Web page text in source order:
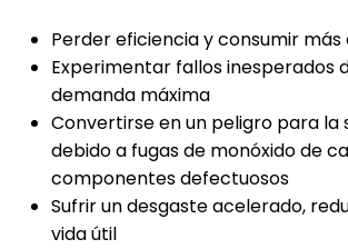
Perder eficiencia y consumir
Experimentar fallos inesperados
demanda máxima
Convertirse en un peligro para la
debido a fugas de monóxido de
componentes defectuosos
Sufrir un desgaste acelerado,
vida útil